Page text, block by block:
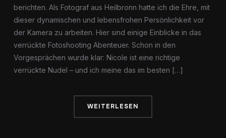
berichten. Als Fotograf aus Heilbronn hatte ich die Ehre, mit
dieser dynamischen und lebensfrohen Persönlichkeit vor
der Kamera zu arbeiten. Hier sind einige Einblicke in das
verrückte Fotoshooting Abenteuer. Schon in den
Vorgesprächen wurde klar: Nicole ist eine richtige
verrückte Nudel – und ich meine das im besten […]
WEITERLESEN